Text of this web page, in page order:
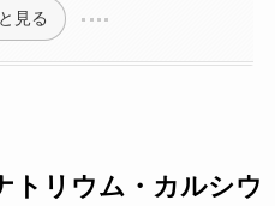
見る
トリウム・カルシウ